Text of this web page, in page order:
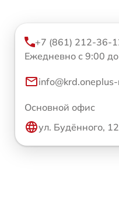
+7 (861) 212-36-
Ежедневно с 9:00
Основной офис
ул. Будённого,